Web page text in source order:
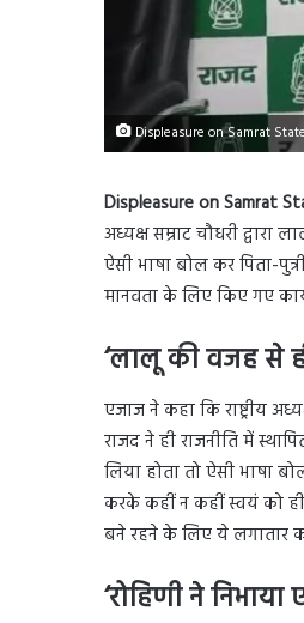
Displeasure on Samrat
Displeasure on Samrat
अध्यक्ष सम्राट चौधरी द्वारा
ऐसी भाषा बोल कर पिता-
मानवता के लिए किए गए
‘लालू की वजह से
एजाज ने कहा कि राष्ट्रीय
राजद ने ही राजनीति में
लिया होता तो ऐसी भाषा
करके कहीं न कहीं स्वयं को
बने रहने के लिए ये लगातार
‘रोहिणी ने